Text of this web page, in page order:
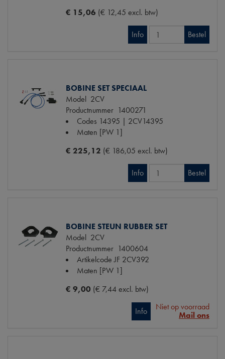
€ 15,06 (€ 12,45 excl. btw)
Info Bestel
BOBINE SET SPECIAAL
Model 2CV
Productnummer 1400271
Codes 14395 | 2CV14395
Maten [PW 1]
€ 225,12 (€ 186,05 excl. btw)
Info Bestel
BOBINE STEUN RUBBER SET
Model 2CV
Productnummer 1400604
Artikelcode JF 2CV392
Maten [PW 1]
€ 9,00 (€ 7,44 excl. btw)
Info
Niet op voorraad
Mail ons